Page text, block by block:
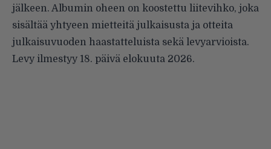
jälkeen. Albumin oheen on koostettu liitevihko, joka
sisältää yhtyeen mietteitä julkaisusta ja otteita
julkaisuvuoden haastatteluista sekä levyarvioista.
Levy ilmestyy 18. päivä elokuuta 2026.